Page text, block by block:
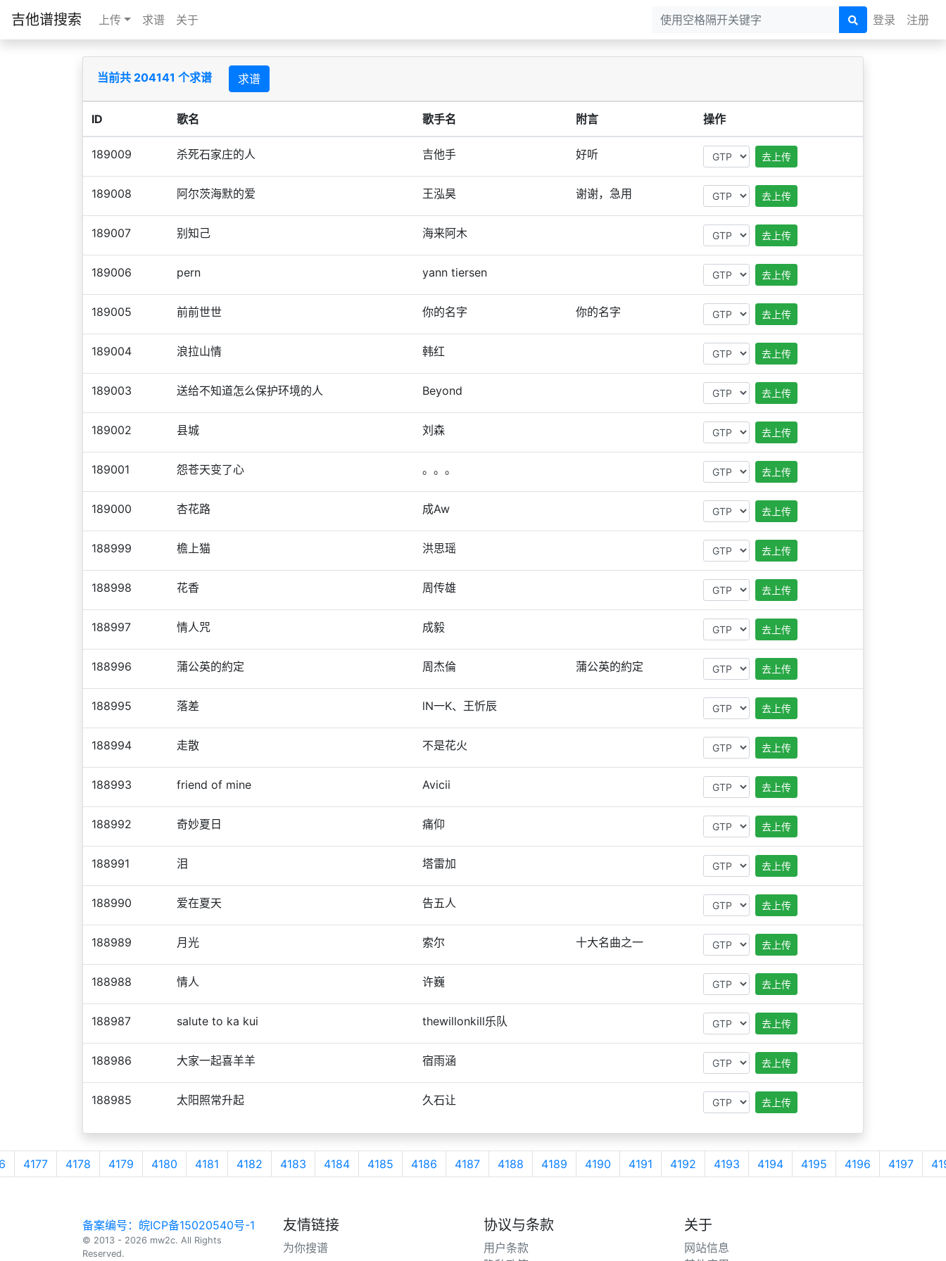
吉他谱搜索 上传 求谱 关于 登录 注册
当前共 204141 个求谱 求谱
ID 歌名 歌手名 附言 操作
189009 杀死石家庄的人 吉他手 好听 去上传
189008 阿尔茨海默的爱 王泓昊 谢谢，急用 去上传
189007 别知己 海来阿木 去上传
189006 pern yann tiersen 去上传
189005 前前世世 你的名字 你的名字 去上传
189004 浪拉山情 韩红 去上传
189003 送给不知道怎么保护环境的人 Beyond 去上传
189002 县城 刘森 去上传
189001 怨苍天变了心 。。。 去上传
189000 杏花路 成Aw 去上传
188999 檐上猫 洪思瑶 去上传
188998 花香 周传雄 去上传
188997 情人咒 成毅 去上传
188996 蒲公英的約定 周杰倫 蒲公英的約定 去上传
188995 落差 lN一K、王忻辰 去上传
188994 走散 不是花火 去上传
188993 friend of mine Avicii 去上传
188992 奇妙夏日 痛仰 去上传
188991 泪 塔雷加 去上传
188990 爱在夏天 告五人 去上传
188989 月光 索尔 十大名曲之一 去上传
188988 情人 许巍 去上传
188987 salute to ka kui thewillonkill乐队 去上传
188986 大家一起喜羊羊 宿雨涵 去上传
188985 太阳照常升起 久石让 去上传
4177 4178 4179 4180 4181 4182 4183 4184 4185 4186 4187 4188 4189 4190 4191 4192 4193 4194 4195 4196 4197
备案编号：皖ICP备15020540号-1
© 2013 - 2026 mw2c. All Rights
Reserved.
友情链接
为你搜谱
协议与条款
用户条款
关于
网站信息